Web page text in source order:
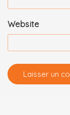
Website